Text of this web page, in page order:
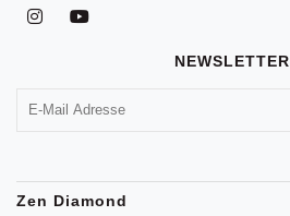
NEWSLETTER
Zen Diamond